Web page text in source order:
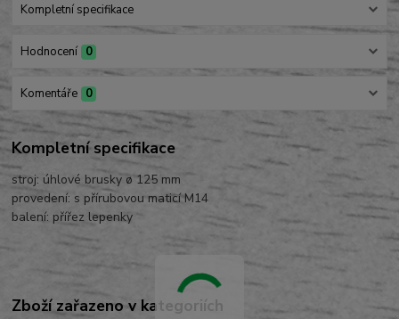
Kompletní specifikace
Hodnocení 0
Komentáře 0
Kompletní specifikace
stroj: úhlové brusky ø 125 mm
provedení: s přírubovou maticí M14
balení: přířez lepenky
Zboží zařazeno v kategoriích